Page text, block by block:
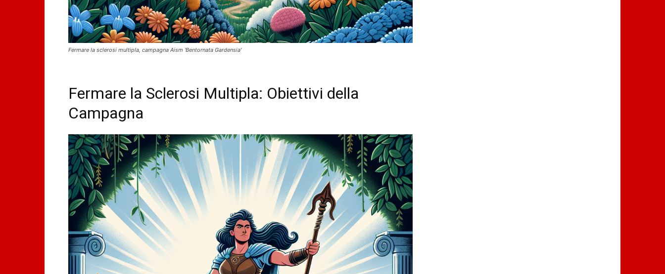
Fermare la sclerosi multipla, campagna Aism 'Bentornata Gardensia'
Fermare la Sclerosi Multipla: Obiettivi della
Campagna